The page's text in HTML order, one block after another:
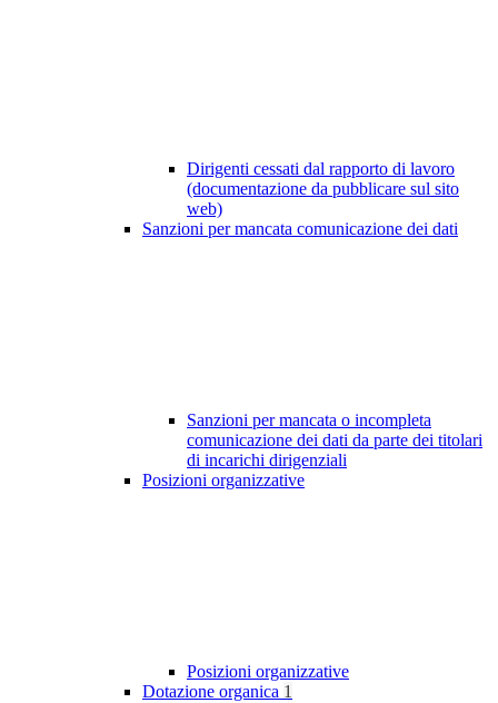
Dirigenti cessati dal rapporto di lavoro
(documentazione da pubblicare sul sito
web)
Sanzioni per mancata comunicazione dei dati
Sanzioni per mancata o incompleta
comunicazione dei dati da parte dei titolari
di incarichi dirigenziali
Posizioni organizzative
Posizioni organizzative
Dotazione organica 1